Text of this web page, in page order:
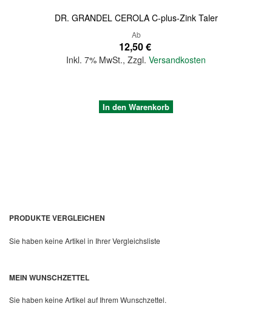
DR. GRANDEL CEROLA C-plus-Zink Taler
Ab
12,50 €
Inkl. 7% MwSt., Zzgl. Versandkosten
Quickview
In den Warenkorb
PRODUKTE VERGLEICHEN
Sie haben keine Artikel in Ihrer Vergleichsliste
MEIN WUNSCHZETTEL
Sie haben keine Artikel auf Ihrem Wunschzettel.